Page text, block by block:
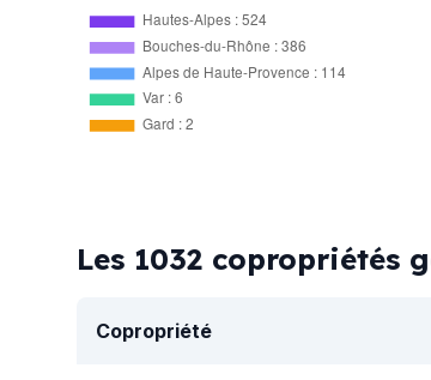
Hautes-Alpes : 524
Bouches-du-Rhône : 386
Alpes de Haute-Provence : 114
Var : 6
Gard : 2
Les 1032 copropriétés
Copropriété